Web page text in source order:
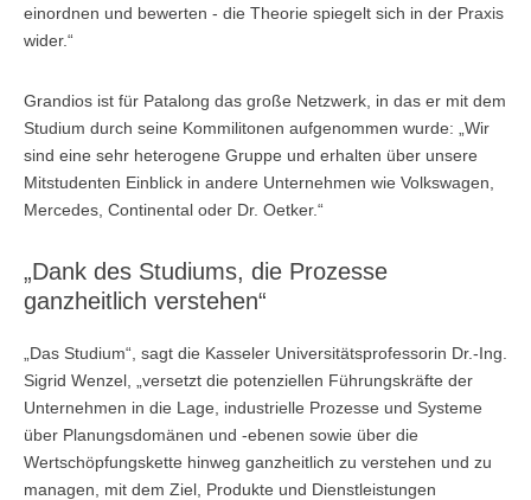
einordnen und bewerten - die Theorie spiegelt sich in der Praxis
wider.“
Grandios ist für Patalong das große Netzwerk, in das er mit dem
Studium durch seine Kommilitonen aufgenommen wurde: „Wir
sind eine sehr heterogene Gruppe und erhalten über unsere
Mitstudenten Einblick in andere Unternehmen wie Volkswagen,
Mercedes, Continental oder Dr. Oetker.“
„Dank des Studiums, die Prozesse
ganzheitlich verstehen“
„Das Studium“, sagt die Kasseler Universitätsprofessorin Dr.-Ing.
Sigrid Wenzel, „versetzt die potenziellen Führungskräfte der
Unternehmen in die Lage, industrielle Prozesse und Systeme
über Planungsdomänen und -ebenen sowie über die
Wertschöpfungskette hinweg ganzheitlich zu verstehen und zu
managen, mit dem Ziel, Produkte und Dienstleistungen